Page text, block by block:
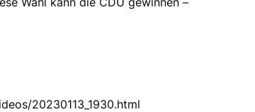
20230113_1930.html